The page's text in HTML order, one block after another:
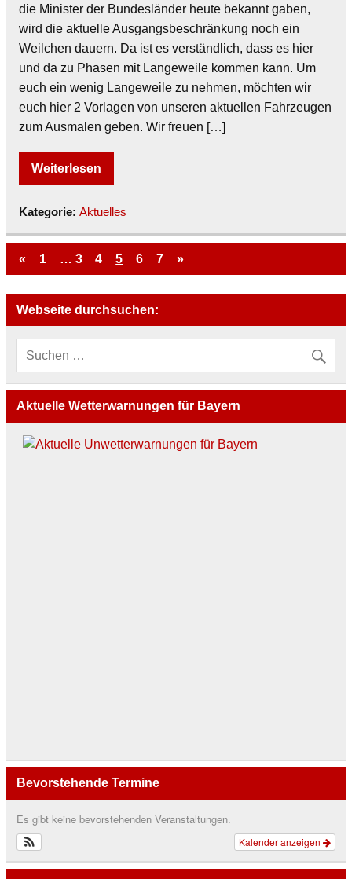
die Minister der Bundesländer heute bekannt gaben,
wird die aktuelle Ausgangsbeschränkung noch ein
Weilchen dauern. Da ist es verständlich, dass es hier
und da zu Phasen mit Langeweile kommen kann. Um
euch ein wenig Langeweile zu nehmen, möchten wir
euch hier 2 Vorlagen von unseren aktuellen Fahrzeugen
zum Ausmalen geben. Wir freuen […]
Weiterlesen
Kategorie: Aktuelles
« 1 … 3 4 5 6 7 »
Webseite durchsuchen:
Aktuelle Wetterwarnungen für Bayern
Bevorstehende Termine
Es gibt keine bevorstehenden Veranstaltungen.
Kalender anzeigen